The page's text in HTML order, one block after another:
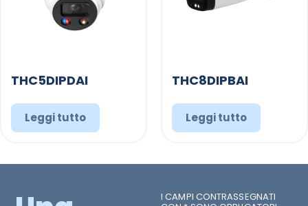
THC5DIPDAI
Leggi tutto
THC8DIPBAI
Leggi tutto
I CAMPI CONTRASSEGNATI